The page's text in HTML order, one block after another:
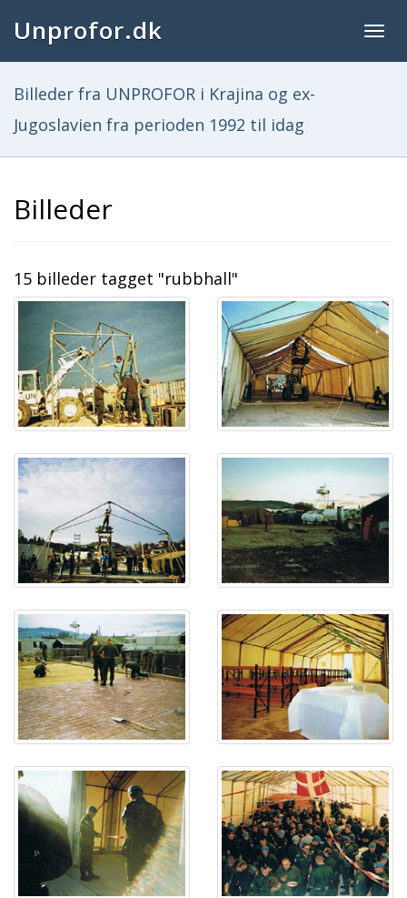
Unprofor.dk
Billeder fra UNPROFOR i Krajina og ex-
Jugoslavien fra perioden 1992 til idag
Billeder
15 billeder tagget "rubbhall"